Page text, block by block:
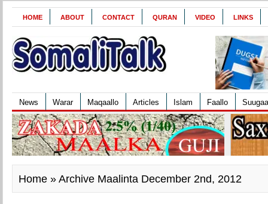
HOME ABOUT CONTACT QURAN VIDEO LINKS
News Warar Maqaallo Articles Islam Faallo
Home » Archive Maalinta December 2nd, 2012